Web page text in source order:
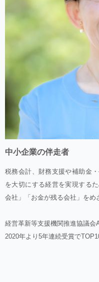
中小企業の伴走者
税務会計、財務支援や補助金
を大切にする経営を実現する
会社」「お金が残る会社」をめ
経営革新等支援機関推進協議会
2020年より5年連続受賞で